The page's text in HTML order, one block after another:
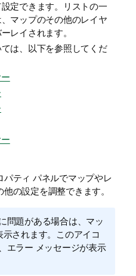
定できます。リストの一
マップのその他のレイヤ
レイされます。
は、以下を参照してくだ
ティ パネルでマップやレ
の設定を調整できます。
問題がある場合は、マッ
示されます。このアイコ
エラー メッセージが表示